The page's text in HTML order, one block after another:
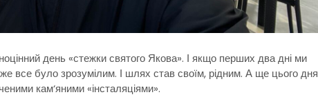
день «стежки святого Якова». І якщо перших два дні ми
все було зрозумілим. І шлях став своїм, рідним. А ще цього дня
кам‘яними «інсталяціями».